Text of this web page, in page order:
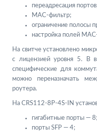
переадресация
MAC-фильтр;
ограничение полосы
настройка полей
На свитче установлено
с лицензией уровня 5. В
специфические для
можно переназначать
роутера.
На CRS112-8P-4S-IN
гигабитные порты — 8;
порты SFP — 4;